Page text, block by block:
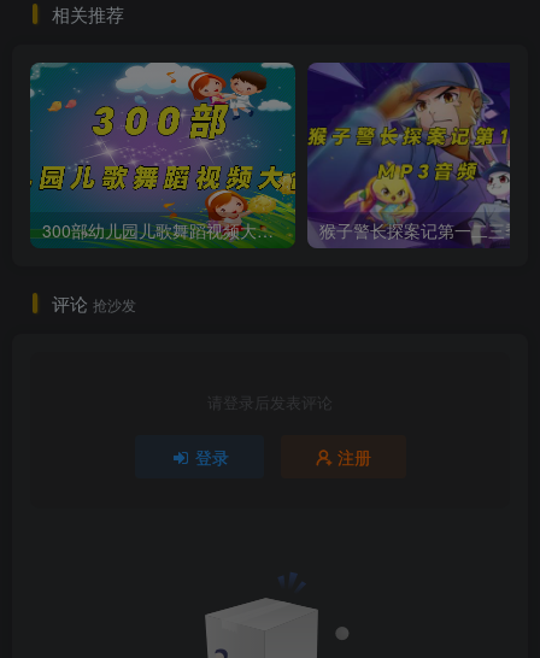
相关推荐
300部幼儿园儿歌舞蹈视频大合集
评论 抢沙发
请登录后发表评论
登录 注册